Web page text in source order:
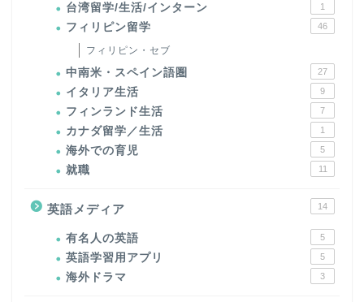
台湾留学/生活/インターン 1
フィリピン留学 46
フィリピン・セブ
中南米・スペイン語圏 27
イタリア生活 9
フィンランド生活 7
カナダ留学／生活 1
海外での育児 5
就職 11
英語メディア 14
有名人の英語 5
英語学習用アプリ 5
海外ドラマ 3